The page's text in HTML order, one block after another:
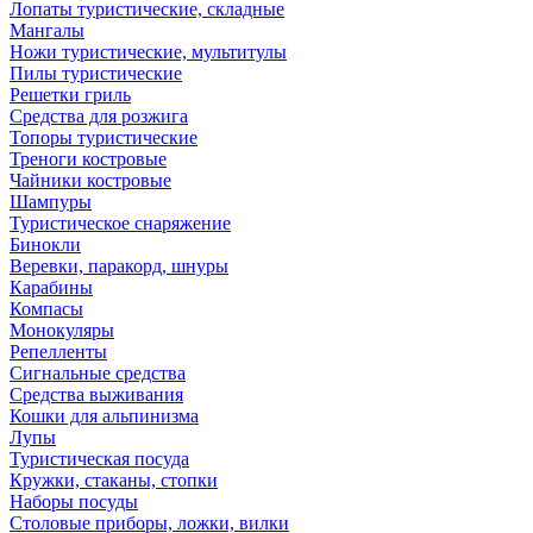
Лопаты туристические, складные
Мангалы
Ножи туристические, мультитулы
Пилы туристические
Решетки гриль
Средства для розжига
Топоры туристические
Треноги костровые
Чайники костровые
Шампуры
Туристическое снаряжение
Бинокли
Веревки, паракорд, шнуры
Карабины
Компасы
Монокуляры
Репелленты
Сигнальные средства
Средства выживания
Кошки для альпинизма
Лупы
Туристическая посуда
Кружки, стаканы, стопки
Наборы посуды
Столовые приборы, ложки, вилки